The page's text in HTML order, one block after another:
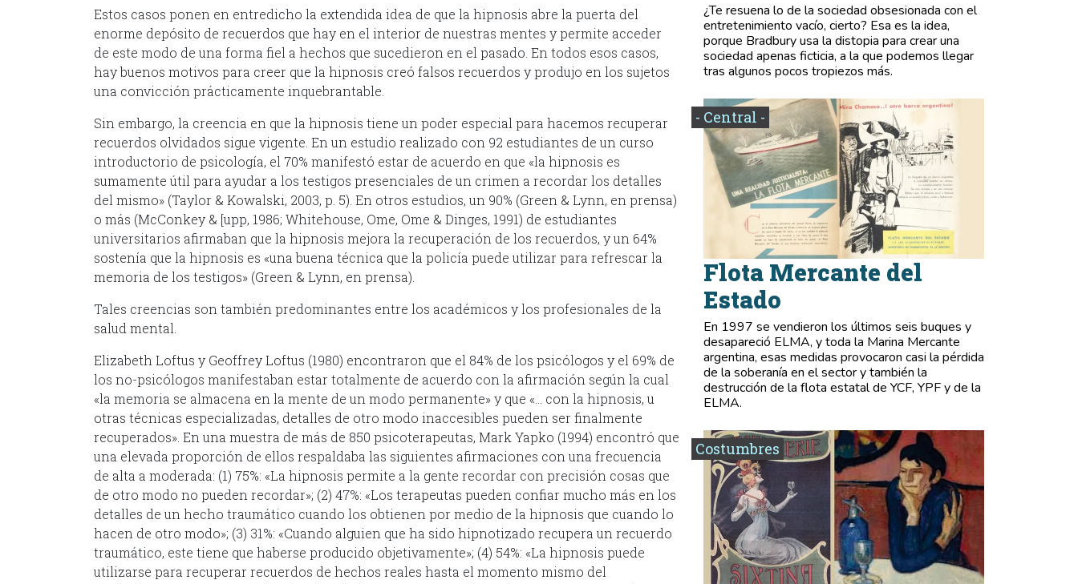
Estos casos ponen en entredicho la extendida idea de que la hipnosis abre la puerta del
enorme depósito de recuerdos que hay en el interior de nuestras mentes y permite acceder
de este modo de una forma fiel a hechos que sucedieron en el pasado. En todos esos casos,
hay buenos motivos para creer que la hipnosis creó falsos recuerdos y produjo en los sujetos
una convicción prácticamente inquebrantable.
Sin embargo, la creencia en que la hipnosis tiene un poder especial para hacemos recuperar
recuerdos olvidados sigue vigente. En un estudio realizado con 92 estudiantes de un curso
introductorio de psicología, el 70% manifestó estar de acuerdo en que «la hipnosis es
sumamente útil para ayudar a los testigos presenciales de un crimen a recordar los detalles
del mismo» (Taylor & Kowalski, 2003, p. 5). En otros estudios, un 90% (Green & Lynn, en prensa)
o más (McConkey & [upp, 1986; Whitehouse, Ome, Ome & Dinges, 1991) de estudiantes
universitarios afirmaban que la hipnosis mejora la recuperación de los recuerdos, y un 64%
sostenía que la hipnosis es «una buena técnica que la policía puede utilizar para refrescar la
memoria de los testigos» (Green & Lynn, en prensa).
Tales creencias son también predominantes entre los académicos y los profesionales de la
salud mental.
Elizabeth Loftus y Geoffrey Loftus (1980) encontraron que el 84% de los psicólogos y el 69% de
los no-psicólogos manifestaban estar totalmente de acuerdo con la afirmación según la cual
«la memoria se almacena en la mente de un modo permanente» y que «… con la hipnosis, u
otras técnicas especializadas, detalles de otro modo inaccesibles pueden ser finalmente
recuperados». En una muestra de más de 850 psicoterapeutas, Mark Yapko (1994) encontró que
una elevada proporción de ellos respaldaba las siguientes afirmaciones con una frecuencia
de alta a moderada: (1) 75%: «La hipnosis permite a la gente recordar con precisión cosas que
de otro modo no pueden recordar»; (2) 47%: «Los terapeutas pueden confiar mucho más en los
detalles de un hecho traumático cuando los obtienen por medio de la hipnosis que cuando lo
hacen de otro modo»; (3) 31%: «Cuando alguien que ha sido hipnotizado recupera un recuerdo
traumático, este tiene que haberse producido objetivamente»; (4) 54%: «La hipnosis puede
utilizarse para recuperar recuerdos de hechos reales hasta el momento mismo del
¿Te resuena lo de la sociedad obsesionada con el
entretenimiento vacío, cierto? Esa es la idea,
porque Bradbury usa la distopia para crear una
sociedad apenas ficticia, a la que podemos llegar
tras algunos pocos tropiezos más.
- Central -
Flota Mercante del
Estado
En 1997 se vendieron los últimos seis buques y
desapareció ELMA, y toda la Marina Mercante
argentina, esas medidas provocaron casi la pérdida
de la soberanía en el sector y también la
destrucción de la flota estatal de YCF, YPF y de la
ELMA.
Costumbres